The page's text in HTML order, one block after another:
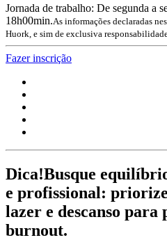
Jornada de trabalho: De segunda a
18h00min.As informações declaradas
Huork, e sim de exclusiva
Fazer inscrição
Dica!Busque
e profissional:
lazer e descanso para
burnout.